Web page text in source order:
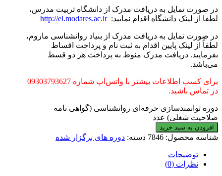
در صورت تمایل به دریافت مدرک از دانشگاه تربیت مدرس،
لطفا از لینک دانشگاه اقدام نمایید:http://el.modares.ac.ir
در صورت تمایل به دریافت مدرک از بنیاد روانشناسی ماروم،
لطفاً از لینک پایین اقدام به ثبت نام و پرداخت اقساط
بفرمایید. دریافت مدرک منوط به پرداخت هر دو قسط
می‌باشد.
برای کسب اطلاعات بیشتر با واتس‌اپ شماره 09303793627
در تماس باشید.
دوره توانمندسازی حرفه‌ای روانشناسی (گواهی نامه
صلاحیت شغلی) عدد
افزودن به سبد خرید
شناسه محصول: 7846 دسته: دوره های برگزار شده
توضیحات
نظرات (0)